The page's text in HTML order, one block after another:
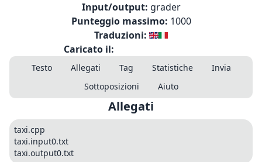
Input/output: grader
Punteggio massimo: 1000
Traduzioni:
Caricato il:
Testo Allegati Tag Statistiche
Invia
Sottoposizioni
Aiuto
Allegati
taxi.cpp
taxi.input0.txt
taxi.output0.txt